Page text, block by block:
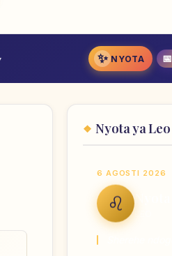
✨ NYOTA 📅
Nyota ya Leo
6 AGOSTI 2026
♌